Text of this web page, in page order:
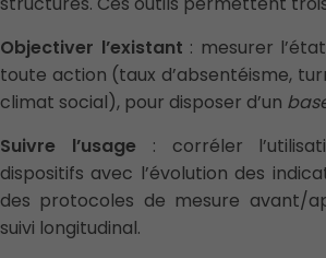
structurés. Ces outils permettent
Objectiver l’existant : mesurer
toute action (taux d’absentéisme,
climat social), pour disposer d’un
Suivre l’usage : corréler
dispositifs avec l’évolution des
des protocoles de mesure avant/
suivi longitudinal.